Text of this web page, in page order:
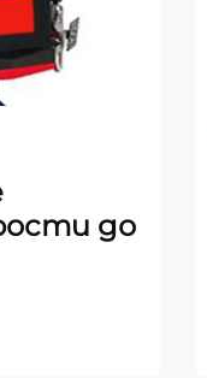
до